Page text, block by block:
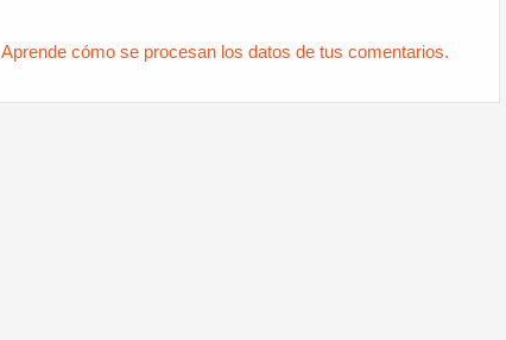
Aprende cómo se procesan los datos de tus comentarios.